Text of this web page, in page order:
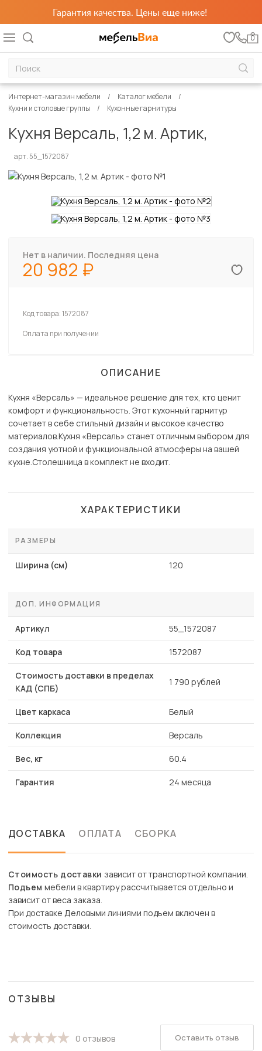
Гарантия качества. Цены еще ниже!
0
Интернет-магазин мебели
Каталог мебели
Кухни и столовые группы
Кухонные гарнитуры
Кухня Версаль, 1,2 м. Артик,
арт. 55_1572087
Нет в наличии. Последняя цена
20 982
Код товара:1572087
Оплата при получении
ОПИСАНИЕ
Кухня «Версаль» — идеальное решение для тех, кто ценит
комфорт и функциональность. Этот кухонный гарнитур
сочетает в себе стильный дизайн и высокое качество
материалов.Кухня «Версаль» станет отличным выбором для
создания уютной и функциональной атмосферы на вашей
кухне.Столешница в комплект не входит.
ХАРАКТЕРИСТИКИ
РАЗМЕРЫ
Ширина (см) 120
ДОП. ИНФОРМАЦИЯ
Артикул 55_1572087
Код товара 1572087
Стоимость доставки в пределах
КАД (СПБ)
1 790 рублей
Цвет каркаса Белый
Коллекция Версаль
Вес, кг 60.4
Гарантия 24 месяца
ДОСТАВКА ОПЛАТА СБОРКА
Стоимость доставки зависит от транспортной компании.
Подъем мебели в квартиру рассчитывается отдельно и
зависит от веса заказа.
При доставке Деловыми линиями подъем включен в
стоимость доставки.
ОТЗЫВЫ
0 отзывов Оставить отзыв